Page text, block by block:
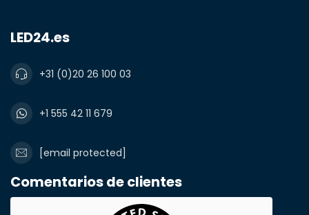
cantidad mayor?
Nombre y apellidos*
correo electrónico*
Número de teléfono*
LED24.es
+31 (0)20 26 100 03
+1 555 42 11 679
[email protected]
Comentarios de clientes